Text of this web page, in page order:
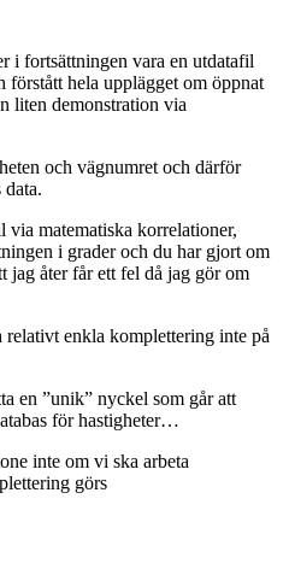
i fortsättningen vara en utdatafil
förstått hela upplägget om öppnat
liten demonstration via
och vägnumret och därför
matematiska korrelationer,
i grader och du har gjort om
jag åter får ett fel då jag gör om
relativt enkla komplettering inte på
en ”unik” nyckel som går att
för hastigheter…
inte om vi ska arbeta
görs